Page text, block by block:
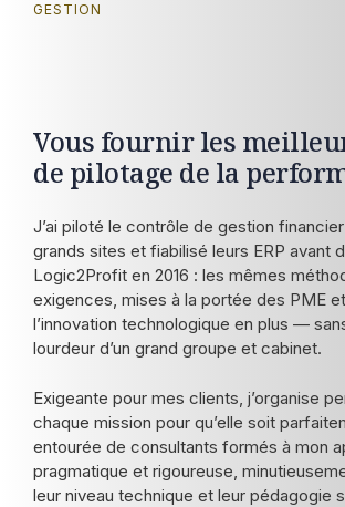
GESTION
Vous fournir les
de pilotage de la
J’ai piloté le contrôle de gestion
grands sites et fiabilisé leurs ERP avant
Logic2Profit en 2016 : les mêmes
exigences, mises à la portée des PME
l’innovation technologique en plus —
lourdeur d’un grand groupe et cabinet.
Exigeante pour mes clients, j’organise
chaque mission pour qu’elle soit
entourée de consultants formés à mon
pragmatique et rigoureuse,
leur niveau technique et leur pédagogie